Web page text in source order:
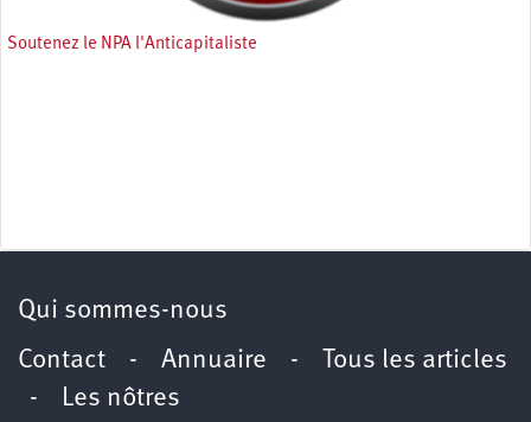
Soutenez le NPA l'Anticapitaliste
Qui sommes-nous
Contact - Annuaire -
Tous les articles
- Les nôtres